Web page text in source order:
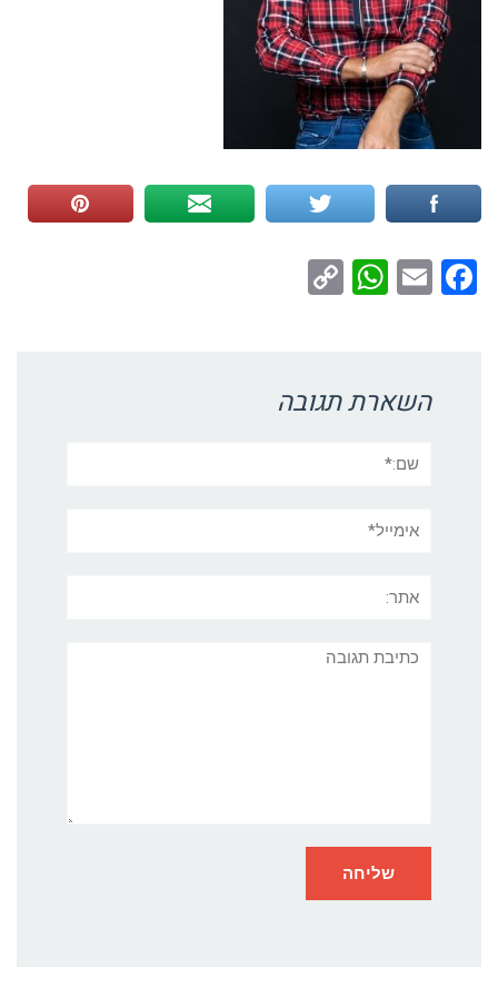
Facebook
Email
WhatsApp
השארת תגובה
תגובה